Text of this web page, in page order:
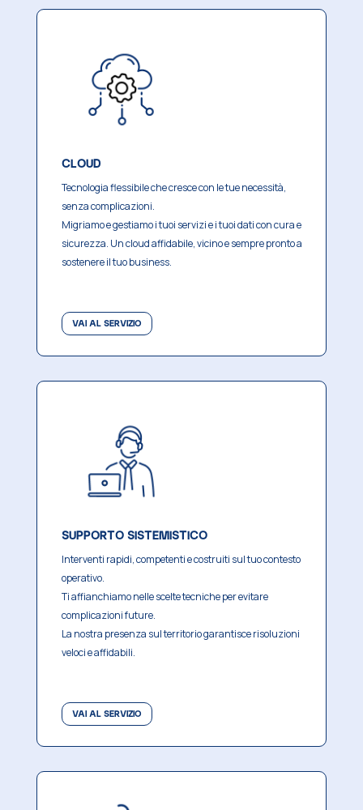
CLOUD
Tecnologia flessibile che cresce con le tue necessità,
senza complicazioni.
Migriamo e gestiamo i tuoi servizi e i tuoi dati con cura e
sicurezza. Un cloud affidabile, vicino e sempre pronto a
sostenere il tuo business.
VAI AL SERVIZIO
SUPPORTO SISTEMISTICO
Interventi rapidi, competenti e costruiti sul tuo contesto
operativo.
Ti affianchiamo nelle scelte tecniche per evitare
complicazioni future.
La nostra presenza sul territorio garantisce risoluzioni
veloci e affidabili.
VAI AL SERVIZIO